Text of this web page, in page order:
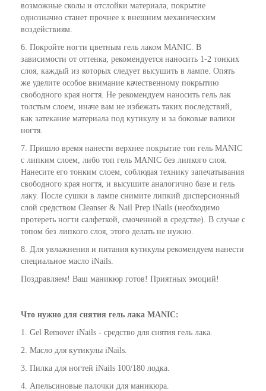
возможные сколы и отслойки материала, покрытие
однозначно станет прочнее к внешним механическим
воздействиям.
6. Покройте ногти цветным гель лаком MANIC. В
зависимости от оттенка, рекомендуется наносить 1-2 тонких
слоя, каждый из которых следует высушить в лампе. Опять
же уделите особое внимание качественному покрытию
свободного края ногтя. Не рекомендуем наносить гель лак
толстым слоем, иначе вам не избежать таких последствий,
как затекание материала под кутикулу и за боковые валики
ногтя.
7. Пришло время нанести верхнее покрытие топ гель MANIC
с липким слоем, либо топ гель MANIC без липкого слоя.
Нанесите его тонким слоем, соблюдая технику запечатывания
свободного края ногтя, и высушите аналогично базе и гель
лаку. После сушки в лампе снимите липкий дисперсионный
слой средством Cleanser & Nail Prep iNails (необходимо
протереть ногти салфеткой, смоченной в средстве). В случае с
топом без липкого слоя, этого делать не нужно.
8. Для увлажнения и питания кутикулы рекомендуем нанести
специальное масло iNails.
Поздравляем! Ваш маникюр готов! Приятных эмоций!
Что нужно для снятия гель лака MANIC:
1. Gel Remover iNails - средство для снятия гель лака.
2. Масло для кутикулы iNails.
3. Пилка для ногтей iNails 100/180 лодка.
4. Апельсиновые палочки для маникюра.